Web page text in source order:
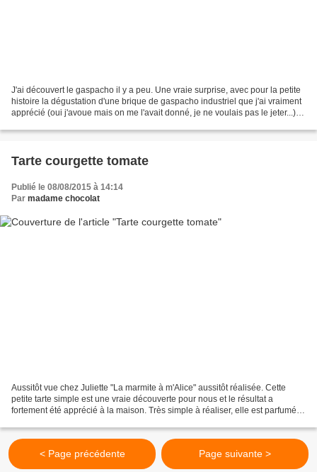
J'ai découvert le gaspacho il y a peu. Une vraie surprise, avec pour la petite
histoire la dégustation d'une brique de gaspacho industriel que j'ai vraiment
apprécié (oui j'avoue mais on me l'avait donné, je ne voulais pas le jeter...)
Tarte courgette tomate
Publié le 08/08/2015 à 14:14
Par madame chocolat
Aussitôt vue chez Juliette "La marmite à m'Alice" aussitôt réalisée. Cette
petite tarte simple est une vraie découverte pour nous et le résultat a
fortement été apprécié à la maison. Très simple à réaliser, elle est parfumée
< Page précédente Page suivante >